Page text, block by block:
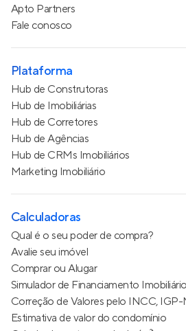
Apto Partners
Fale conosco
Plataforma
Hub de Construtoras
Hub de Imobiliárias
Hub de Corretores
Hub de Agências
Hub de CRMs Imobiliários
Marketing Imobiliário
Calculadoras
Qual é o seu poder de compra?
Avalie seu imóvel
Comprar ou Alugar
Simulador de Financiamento Imobiliário
Correção de Valores pelo INCC,
Estimativa de valor do condomínio